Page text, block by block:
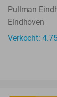
Pullman
Eindhoven
Verkocht: